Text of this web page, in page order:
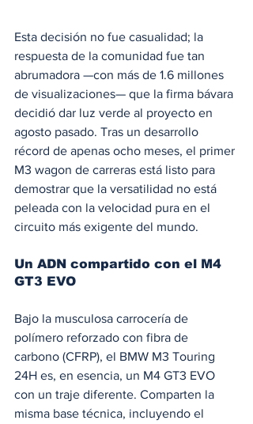
Esta decisión no fue casualidad; la
respuesta de la comunidad fue tan
abrumadora —con más de 1.6 millones
de visualizaciones— que la firma bávara
decidió dar luz verde al proyecto en
agosto pasado. Tras un desarrollo
récord de apenas ocho meses, el primer
M3 wagon de carreras está listo para
demostrar que la versatilidad no está
peleada con la velocidad pura en el
circuito más exigente del mundo.
Un ADN compartido con el M4
GT3 EVO
Bajo la musculosa carrocería de
polímero reforzado con fibra de
carbono (CFRP), el BMW M3 Touring
24H es, en esencia, un M4 GT3 EVO
con un traje diferente. Comparten la
misma base técnica, incluyendo el